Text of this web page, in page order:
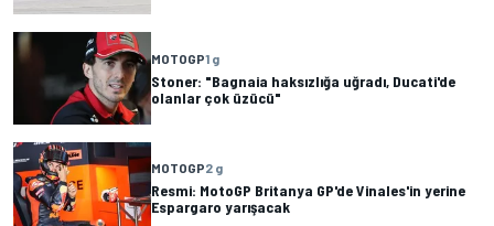
MOTOGP1 g
Stoner: "Bagnaia haksızlığa uğradı, Ducati'de
olanlar çok üzücü"
MOTOGP2 g
Resmi: MotoGP Britanya GP'de Vinales'in yerine
Espargaro yarışacak